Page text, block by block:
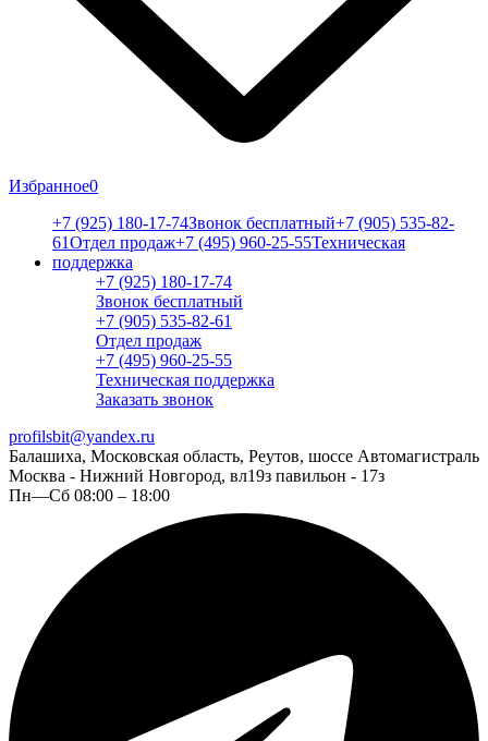
Избранное0
+7 (925) 180-17-74Звонок бесплатный+7 (905) 535-82-
61Отдел продаж+7 (495) 960-25-55Техническая
поддержка
+7 (925) 180-17-74
Звонок бесплатный
+7 (905) 535-82-61
Отдел продаж
+7 (495) 960-25-55
Техническая поддержка
Заказать звонок
profilsbit@yandex.ru
Балашиха, Московская область, Реутов, шоссе Автомагистраль
Москва - Нижний Новгород, вл19з павильон - 17з
Пн—Сб 08:00 – 18:00